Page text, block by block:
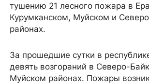
тушению 21 лесного пожара в
Курумканском, Муйском и
районах.
За прошедшие сутки в
девять возгораний в Северо-
Муйском районах. Пожары